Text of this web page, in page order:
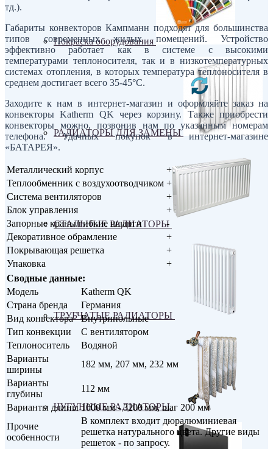
Покраска оборудования
РАДИАТОРЫ ДЛЯ ЗАМЕНЫ
СТАЛЬНЫЕ РАДИАТОРЫ
ТРУБЧАТЫЕ РАДИАТОРЫ
ЧУГУННЫЕ РАДИАТОРЫ
тд.).
Габариты конвекторов Кампманн подходят для большинства
типов современных жилых помещений. Устройство
эффективно работает как в системе с высокими
температурами теплоносителя, так и в низкотемпературных
системах отопления, в которых температура теплоносителя в
среднем достигает всего 35-45°С.
Заходите к нам в интернет-магазин и оформляйте заказ на
конвекторы Katherm QK через корзину. Также приобрести
конвекторы можно, позвонив нам по указанным номерам
телефона. Удачных покупок в интернет-магазине
«БАТАРЕЯ».
Металлический корпус
+
Теплообменник с воздухоотводчиком +
Система вентиляторов
+
Блок управления
+
Запорные краны/гибкие шланги
-
Декоративное обрамление
+
Покрывающая решетка
+
Упаковка
+
Сводные данные:
Модель
Katherm QK
Страна бренда
Германия
Вид конвектора
Внутрипольные
Тип конвекции
С вентилятором
Теплоноситель
Водяной
Варианты
ширины
182 мм, 207 мм, 232 мм
Варианты
глубины
112 мм
Варианты длины 1000 мм - 3200 мм, шаг 200 мм
Прочие
особенности
В комплект входит дюралюминиевая
решетка натурального цвета. Другие виды
решеток - по запросу.